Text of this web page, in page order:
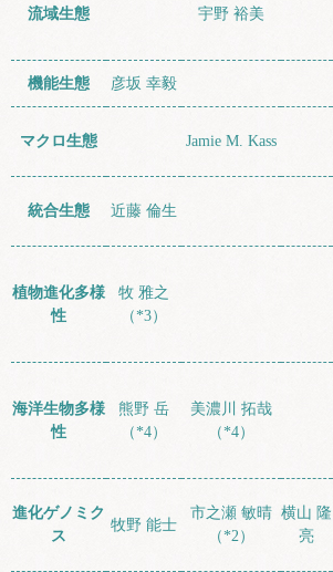
流域生態 宇野 裕美
機能生態 彦坂 幸毅
マクロ生態 Jamie M. Kass
統合生態 近藤 倫生
植物進化多様
性
牧 雅之
（*3）
海洋生物多様
性
熊野 岳
（*4）
美濃川 拓哉
（*4）
進化ゲノミク
ス
牧野 能士
市之瀬 敏晴
（*2）
横山 隆
亮